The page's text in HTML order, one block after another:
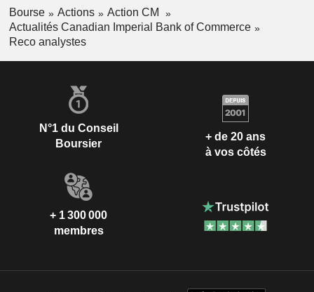
Bourse Actions
Action CM
Actualités Canadian Imperial Bank of Commerce
Reco analystes
N°1 du Conseil
Boursier
+ de 20 ans
à vos côtés
+ 1 300 000
membres